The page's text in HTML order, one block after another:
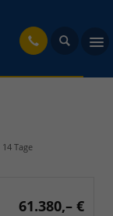
14 Tage
61.380,– €